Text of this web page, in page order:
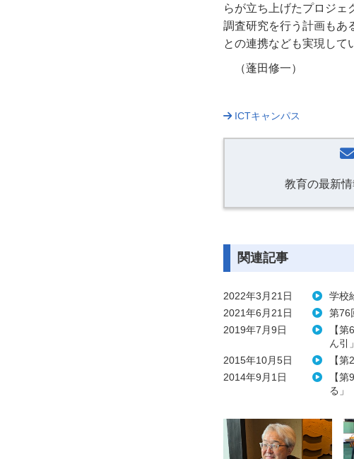
らが立ち上げたプロジェ
調査研究を行う計画もあ
との連携なども実現して
（蓬田修一）
ICTキャンパス
教育の最新
関連記事
2022年3月21日
学校
2021年6月21日
第76
2019年7月9日
【
ん引」
2015年10月5日
【
2014年9月1日
【
る」